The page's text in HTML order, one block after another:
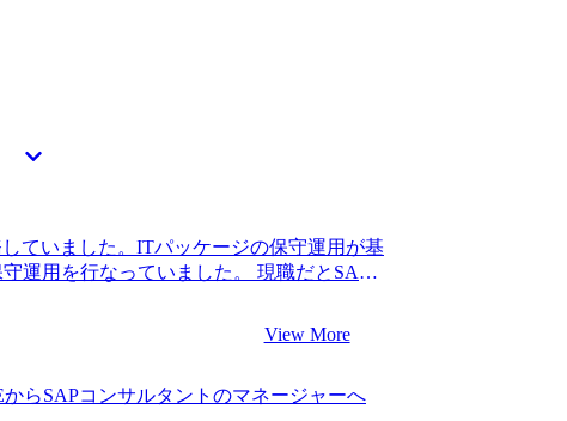
かったです。どうせならキャリアアップに
いたことがきっかけです。 5社です。 ス
けたことで、MyVisionさんなら丁寧で寄
じたためです。 また私のようなIT領域か
思われる転職に関しても、MyVisionさん
安心して頼ることができると感じたため
当していただいた門山さんは企業の内部
の企業すべてに対して、今どのようなチ
ているのか、ミドルエイジの方が中途で
かなど転職が初めての立場からすると気
。MyVisionさんは総じて業界の事情にと
、どの企業も非常に和やかな面接で、楽
も質問に鋭さを感じ、私がこれから入っ
ルの高さを感じることができました。 も
面接でも最初は自分の実績を過度に謙遜
ていました。ITパッケージの保守運用が基
運用を行なっていました。 現職だとSAP
した。 他のSlerへの転職も検討しました
まになってしまう可能性もあると考えま
携わるためにはITコンサルが良いと思い
View More
らSAPコンサルタントのマネージャーへ